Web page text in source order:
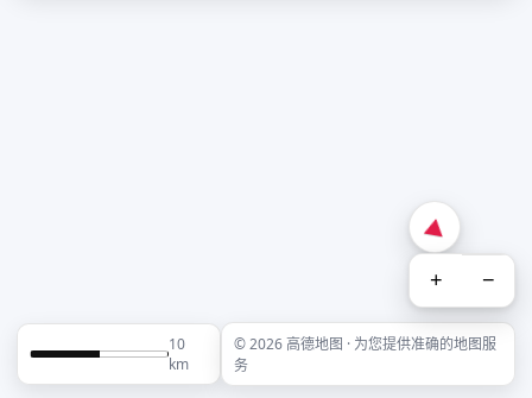
+ −
10
km
© 2026 高德地图 · 为您提供准确的地图服
务